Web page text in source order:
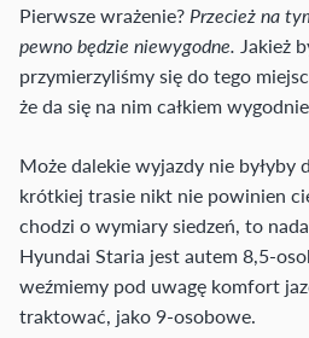
Pierwsze wrażenie?Przecież na
pewno będzie niewygodne. Jakież
przymierzyliśmy się do tego
że da się na nim całkiem
Może dalekie wyjazdy nie byłyby
krótkiej trasie nikt nie powinien
chodzi o wymiary siedzeń, to
Hyundai Staria jest autem 8,5-
weźmiemy pod uwagę komfort
traktować, jako 9-osobowe.